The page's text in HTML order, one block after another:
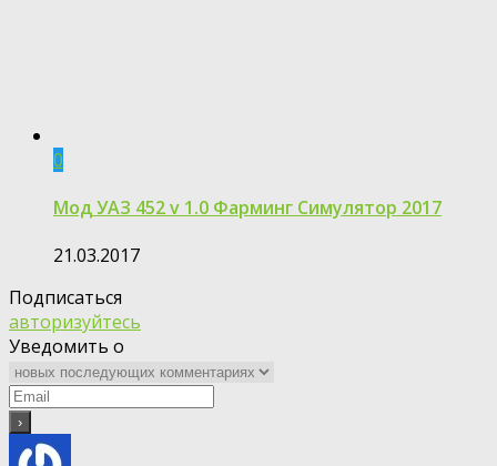
0
Мод УАЗ 452 v 1.0 Фарминг Симулятор 2017
21.03.2017
Подписаться
авторизуйтесь
Уведомить о